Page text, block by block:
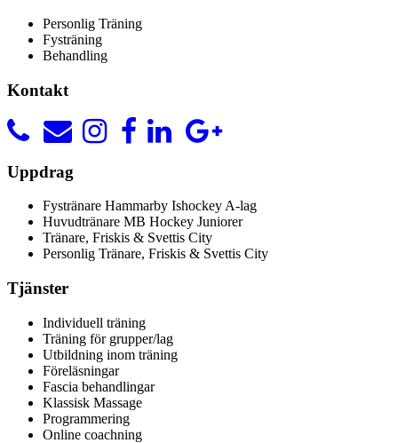
Personlig Träning
Fysträning
Behandling
Kontakt
Uppdrag
Fystränare Hammarby Ishockey A-lag
Huvudtränare MB Hockey Juniorer
Tränare, Friskis & Svettis City
Personlig Tränare, Friskis & Svettis City
Tjänster
Individuell träning
Träning för grupper/lag
Utbildning inom träning
Föreläsningar
Fascia behandlingar
Klassisk Massage
Programmering
Online coachning